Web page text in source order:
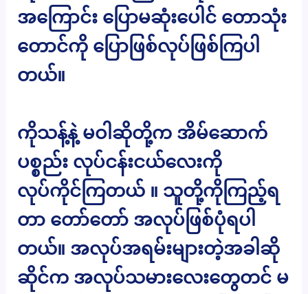
အကြောင်း ပြောမဆုံးပေါင် တောသုံး
တောင်ကို ပြောဖြစ်လုပ်ဖြစ်ကြပါ
တယ်။
ကိုသန့်နဲ့ မဝါဆိုတို့က အိမ်ဆောက်
ပစ္စည်း လုပ်ငန်းငယ်လေးကို
လုပ်ကိုင်ကြတယ် ။ သူတို့ကိုကြည့်ရ
တာ တော်တော် အလုပ်ဖြစ်ပုံရပါ
တယ်။ အလုပ်အရမ်းများတဲ့အခါဆို
ဆိုင်က အလုပ်သမားလေးတွေတင် မ